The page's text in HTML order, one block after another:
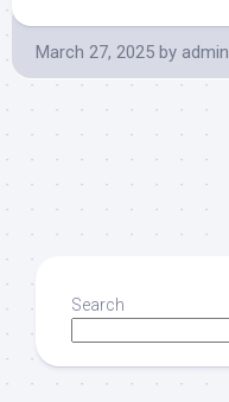
March 27, 2025 by admin
Search